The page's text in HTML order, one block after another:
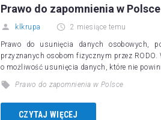
Prawo do zapomnienia w
klkrupa 2 miesiące temu
Prawo do usunięcia danych osobowych,
przyznanych osobom fizycznym przez
o możliwość usunięcia danych, które nie
Prawo do zapomnienia w Polsce
CZYTAJ WIĘCEJ